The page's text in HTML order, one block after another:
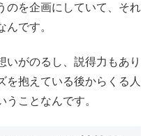
のを企画にしていて、それ
です。
いがのるし、説得力もあり
を抱えている後からくる人
ことなんです。